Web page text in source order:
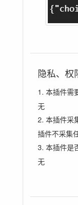
隐私、权
1. 本插件需
无
2. 本插件采
插件不采集
3. 本插件是
无